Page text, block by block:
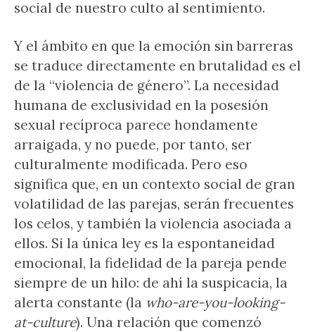
social de nuestro culto al sentimiento.
Y el ámbito en que la emoción sin barreras
se traduce directamente en brutalidad es el
de la “violencia de género”. La necesidad
humana de exclusividad en la posesión
sexual recíproca parece hondamente
arraigada, y no puede, por tanto, ser
culturalmente modificada. Pero eso
significa que, en un contexto social de gran
volatilidad de las parejas, serán frecuentes
los celos, y también la violencia asociada a
ellos. Si la única ley es la espontaneidad
emocional, la fidelidad de la pareja pende
siempre de un hilo: de ahí la suspicacia, la
alerta constante (la who-are-you-looking-
at-culture). Una relación que comenzó